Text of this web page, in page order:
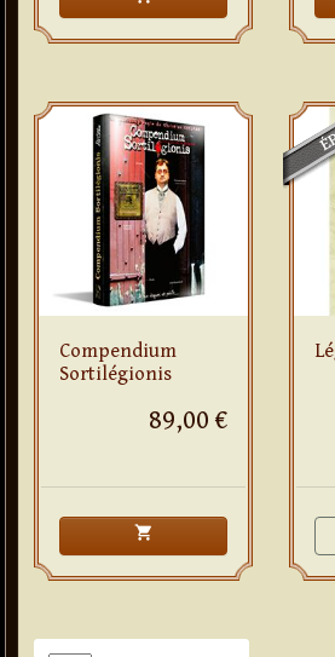
Compendium
Sortilégionis
89,00 €
shopping_cart
Nombre de produits par page